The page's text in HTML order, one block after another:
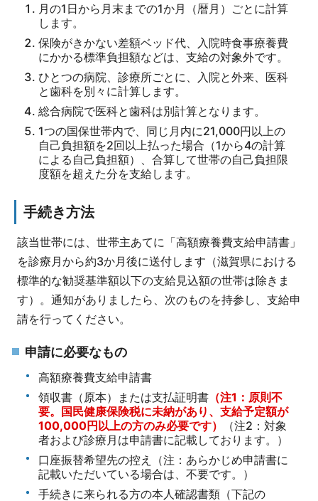
月の1日から月末までの1か月（暦月）ごとに計算
します。
保険がきかない差額ベッド代、入院時食事療養費
にかかる標準負担額などは、支給の対象外です。
ひとつの病院、診療所ごとに、入院と外来、医科
と歯科を別々に計算します。
総合病院で医科と歯科は別計算となります。
1つの国保世帯内で、同じ月内に21,000円以上の
自己負担額を2回以上払った場合（1から4の計算
による自己負担額）、合算して世帯の自己負担限
度額を超えた分を支給します。
手続き方法
該当世帯には、世帯主あてに「高額療養費支給申請書」
を診療月から約3か月後に送付します（滋賀県における
標準的な勧奨基準額以下の支給見込額の世帯は除きま
す）。通知がありましたら、次のものを持参し、支給申
請を行ってください。
申請に必要なもの
高額療養費支給申請書
領収書（原本）または支払証明書 （注1：原則不
要。国民健康保険税に未納があり、支給予定額が
100,000円以上の方のみ必要です）
（注2：対象
者および診療月は申請書に記載しております。）
口座振替希望先の控え（注：あらかじめ申請書に
記載いただいている場合は、不要です。）
手続きに来られる方の本人確認書類（下記の